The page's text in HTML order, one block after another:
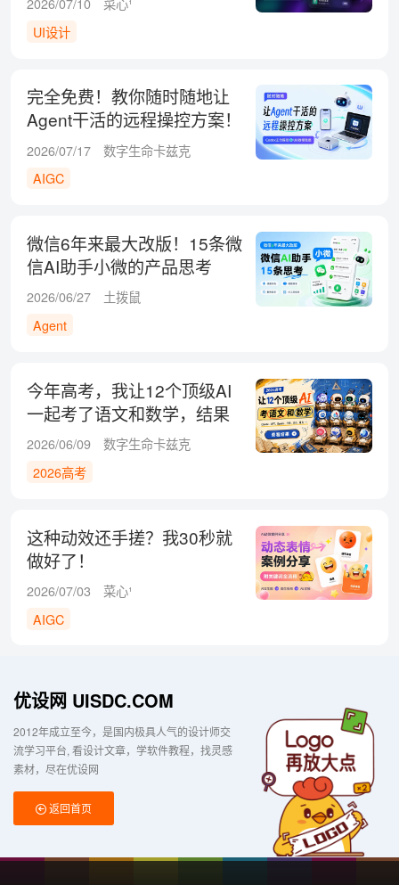
UI设计
完全免费！教你随时随地让
Agent干活的远程操控方案！
2026/07/17
数字生命卡兹克
AIGC
微信6年来最大改版！15条微
信AI助手小微的产品思考
2026/06/27
土拨鼠
Agent
今年高考，我让12个顶级AI
一起考了语文和数学，结果
有点意外！
2026/06/09
数字生命卡兹克
2026高考
这种动效还手搓？我30秒就
做好了！
2026/07/03
菜心¹
AIGC
优设网 UISDC.COM
2012年成立至今，是国内极具人气的设计师交
流学习平台 看设计文章，学软件教程，找灵感
素材，尽在优设网
返回首页